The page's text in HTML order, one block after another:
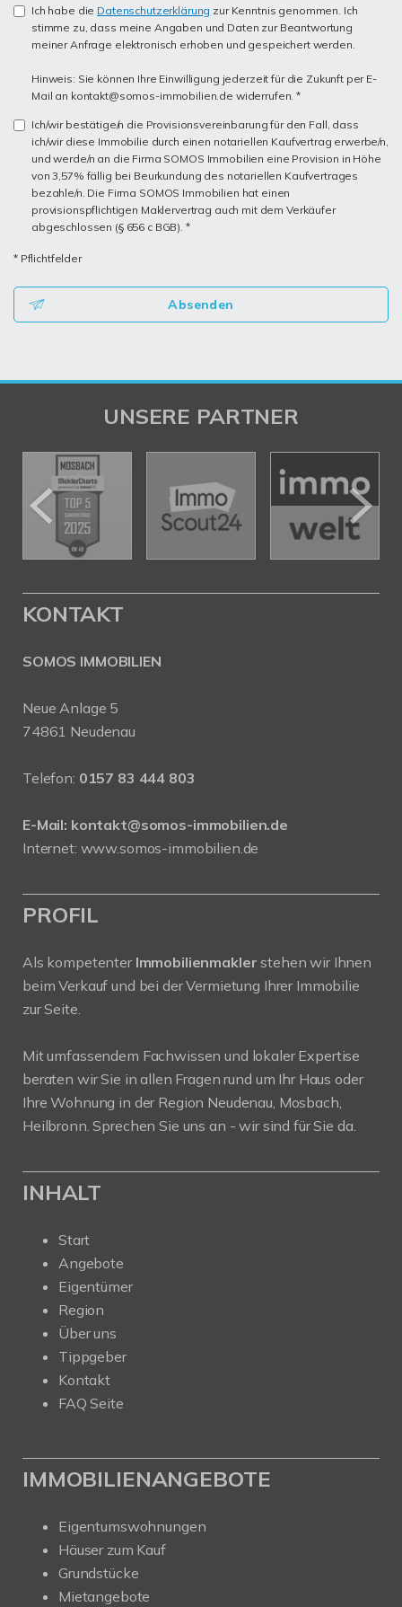
Ich habe die Datenschutzerklärung zur Kenntnis genommen. Ich
stimme zu, dass meine Angaben und Daten zur Beantwortung
meiner Anfrage elektronisch erhoben und gespeichert werden.
Hinweis: Sie können Ihre Einwilligung jederzeit für die Zukunft per E-
Mail an kontakt@somos-immobilien.de widerrufen. *
Ich/wir bestätige/n die Provisionsvereinbarung für den Fall, dass
ich/wir diese Immobilie durch einen notariellen Kaufvertrag erwerbe/n,
und werde/n an die Firma SOMOS Immobilien eine Provision in Höhe
von 3,57% fällig bei Beurkundung des notariellen Kaufvertrages
bezahle/n. Die Firma SOMOS Immobilien hat einen
provisionspflichtigen Maklervertrag auch mit dem Verkäufer
abgeschlossen (§ 656 c BGB). *
* Pflichtfelder
Absenden
UNSERE PARTNER
KONTAKT
SOMOS IMMOBILIEN
Neue Anlage 5
74861 Neudenau
Telefon: 0157 83 444 803
E-Mail: kontakt@somos-immobilien.de
Internet: www.somos-immobilien.de
PROFIL
Als kompetenter Immobilienmaklerstehen wir Ihnen
beim Verkauf und bei der Vermietung Ihrer Immobilie
zur Seite.
Mit umfassendem Fachwissen und lokaler Expertise
beraten wir Sie in allen Fragen rund um Ihr Haus oder
Ihre Wohnung in der Region Neudenau, Mosbach,
Heilbronn. Sprechen Sie uns an - wir sind für Sie da.
INHALT
Start
Angebote
Eigentümer
Region
Über uns
Tippgeber
Kontakt
FAQ Seite
IMMOBILIENANGEBOTE
Eigentumswohnungen
Häuser zum Kauf
Grundstücke
Mietangebote